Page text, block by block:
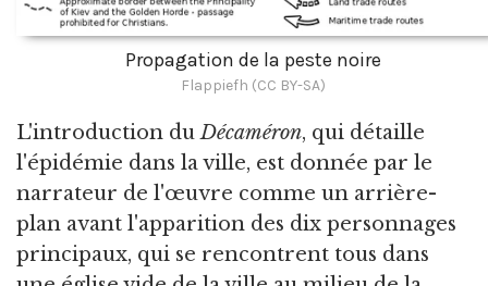
Propagation de la peste noire
Flappiefh (CC BY-SA)
L'introduction duDécaméron, qui détaille
l'épidémie dans la ville, est donnée par le
narrateur de l'œuvre comme un arrière-
plan avant l'apparition des dix personnages
principaux, qui se rencontrent tous dans